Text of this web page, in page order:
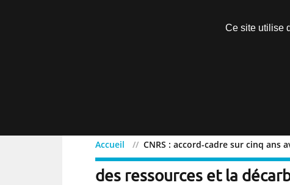
Accueil CNRS : accord-cadre sur cinq ans
CNRS : accord-cadre sur
des ressources et la
Ce site utilise